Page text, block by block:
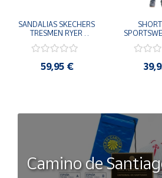
SANDALIAS SKECHERS
TRESMEN RYER
205112-CHOC
COMODAS
59,95 €
006
Camino de